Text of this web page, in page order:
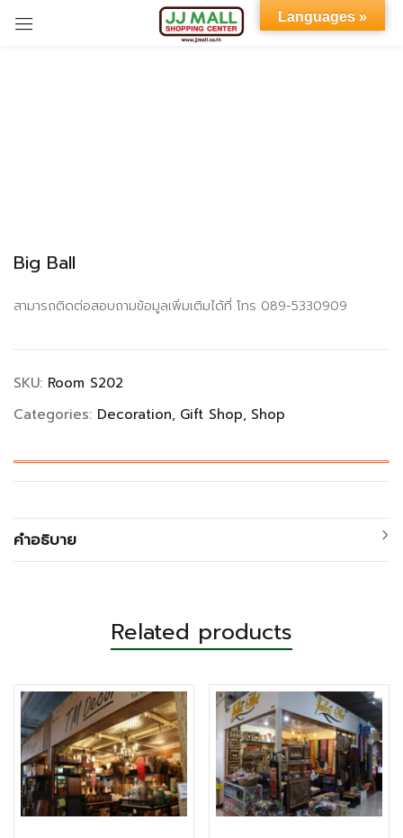
Big Ball
สามารถติดต่อสอบถามข้อมูลเพิ่มเติมได้ที่ โทร 089-5330909
SKU: Room S202
Categories: Decoration Gift Shop Shop
คำอธิบาย
Related products
Languages »
Sign in